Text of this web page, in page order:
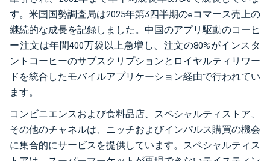
す。米国国勢調査局は2025年第3四半期のeコマース売上の
継続的な成長を記録しました。中国のアプリ駆動のコーヒ
ー注文は年間400万袋以上急増し、注文の80%がインスタ
ントコーヒーのサブスクリプションとロイヤルティリワー
ドを統合したモバイルアプリケーション経由で行われてい
ます。
コンビニエンスおよび食料品店、スペシャルティストア、
その他のチャネルは、ニッチおよびインパルス購買の機会
に集合的にサービスを提供しています。スペシャルティス